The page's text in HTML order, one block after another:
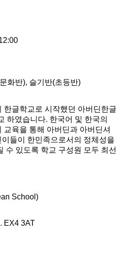
화반), 슬기반(초등반)
한글학교로 시작했던 아버딘한글
하였습니다. 한국어 및 한국의
교육을 통해 아버딘과 아버딘셔
들이 한민족으로서의 정체성을
수 있도록 학교 구성원 모두 최선
School)
EX4 3AT